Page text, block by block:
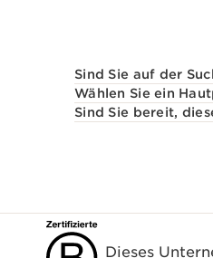
Sind Sie auf der
Wählen Sie ein
Sind Sie bereit,
Dieses